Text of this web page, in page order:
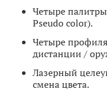
Четыре
Pseudo color).
Четыре
дистанции /
Лазерный
смена цвета.